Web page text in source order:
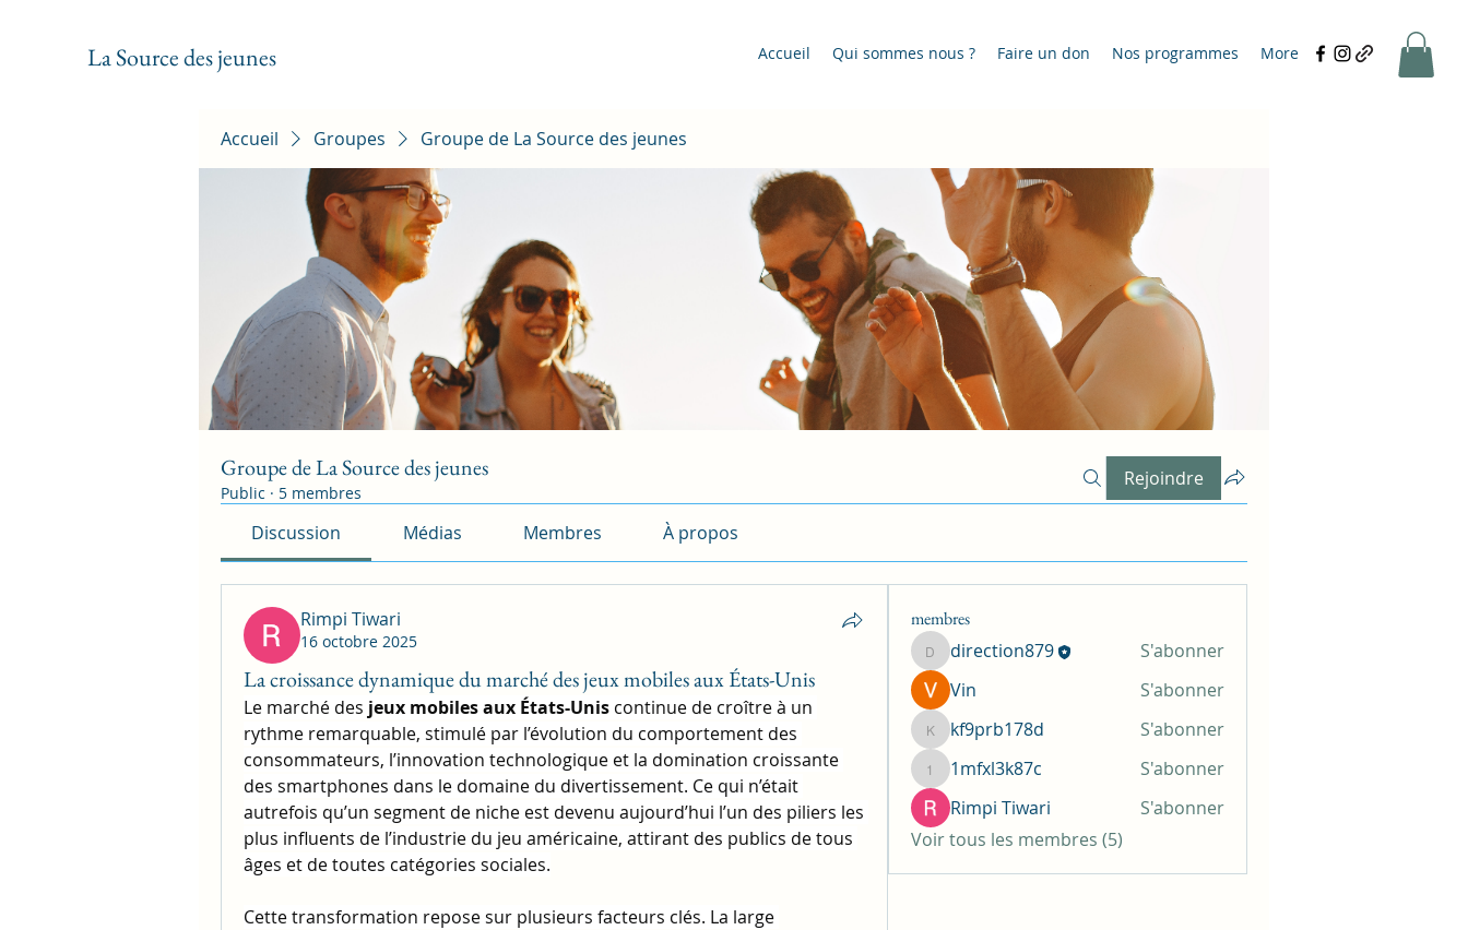
La Source des jeunes Accueil Qui sommes nous ? Faire un don Nos programmes More
Accueil Groupes Groupe de La Source des jeunes
Groupe de La Source des jeunes
Public · 5 membres
Rejoindre
Discussion Médias Membres À propos
Rimpi Tiwari
16 octobre 2025
La croissance dynamique du marché des jeux mobiles aux États-Unis
Le marché des jeux mobiles aux États-Unis continue de croître à un
rythme remarquable, stimulé par l’évolution du comportement des
consommateurs, l’innovation technologique et la domination croissante
des smartphones dans le domaine du divertissement. Ce qui n’était
autrefois qu’un segment de niche est devenu aujourd’hui l’un des piliers les
plus influents de l’industrie du jeu américaine, attirant des publics de tous
âges et de toutes catégories sociales.
Cette transformation repose sur plusieurs facteurs clés. La large
membres
direction879
direction879
S'abonner
Vin
S'abonner
kf9prb178d
kf9prb178d S'abonner
1mfxl3k87c
1mfxl3k87c
S'abonner
Rimpi Tiwari
S'abonner
Voir tous les membres (5)